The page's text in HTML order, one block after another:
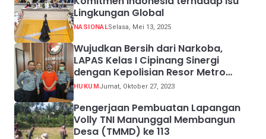
Lingkungan Global
NASIONALSelasa, Mei 13, 2025
Wujudkan Bersih dari Narkoba,
LAPAS Kelas I Cipinang Sinergi
dengan Kepolisian Resor Metro
Jakarta Barat
HUKUMJumat, Oktober 27, 2023
Pengerjaan Pembuatan Lapangan
Volly TNI Manunggal Membangun
Desa (TMMD) ke 113